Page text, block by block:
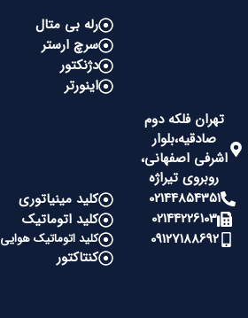
تهران فلکه دوم
صادقیه،بلوار
اشرفی اصفهانی،
روبروی تیراژه
02144854351
02144226103
09127188692
رله بی متال
سرچ ارستر
دژنکتور
اینورتر
کلید مینیاتوری
کلید اتوماتیک
کلید اتوماتیک هوایی
کنتاکتور